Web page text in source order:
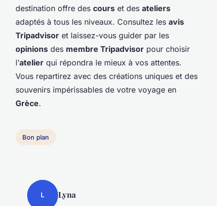
destination offre des cours et des ateliers
adaptés à tous les niveaux. Consultez les avis
Tripadvisor et laissez-vous guider par les
opinions des membre Tripadvisor pour choisir
l’atelier qui répondra le mieux à vos attentes.
Vous repartirez avec des créations uniques et des
souvenirs impérissables de votre voyage en
Grèce.
Bon plan
L Lyna